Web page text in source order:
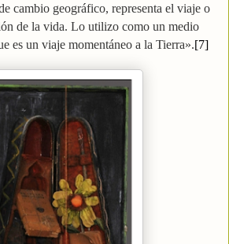
cambio geográfico, representa el viaje o
de la vida. Lo utilizo como un medio
es un viaje momentáneo a la Tierra».[7]